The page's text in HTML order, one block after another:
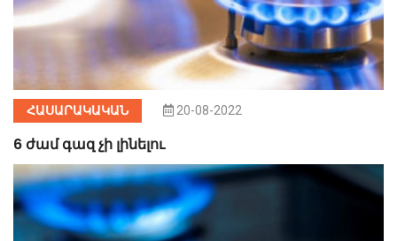
ՀԱՍԱՐԱԿԱԿԱՆ 20-08-2022
6 ժամ գազ չի լինելու